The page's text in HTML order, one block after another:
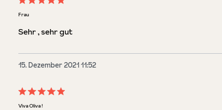
Bewertung mit 5 von 5 Sternen
Frau
Sehr , sehr gut
15. Dezember 2021 11:52
Bewertung mit 5 von 5 Sternen
Viva Oliva !